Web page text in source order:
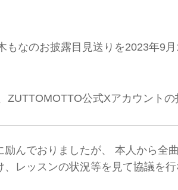
もなのお披露目見送りを2023年9
ZUTTOMOTTO公式Xアカウントの
んでおりましたが、 本人から全
レッスンの状況等を見て協議を